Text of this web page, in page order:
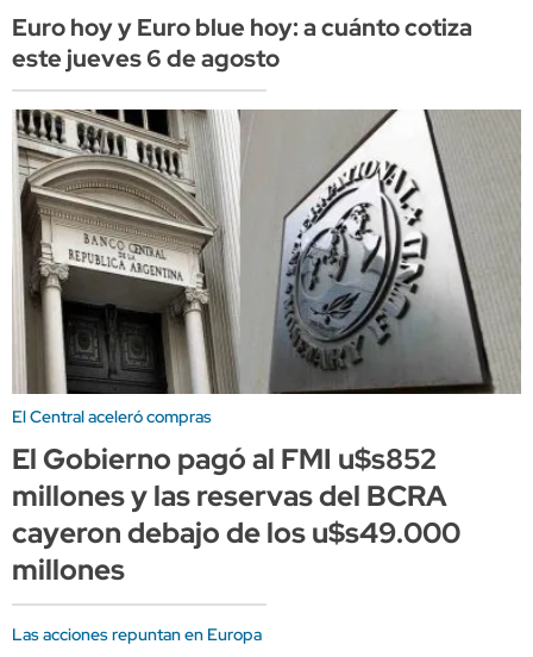
Euro hoy y Euro blue hoy: a cuánto cotiza
este jueves 6 de agosto
El Central aceleró compras
El Gobierno pagó al FMI u$s852
millones y las reservas del BCRA
cayeron debajo de los u$s49.000
millones
Las acciones repuntan en Europa